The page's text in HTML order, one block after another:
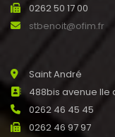
0262 50 17 00
stbenoit@ofim.fr
Saint André
488bis avenue Ile
0262 46 45 45
0262 46 97 97